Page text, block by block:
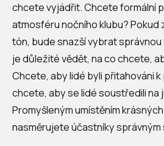
chcete vyjádřit. Chcete formální
atmosféru nočního klubu? Pokud
tón, bude snazší vybrat
je důležité vědět, na co chcete,
Chcete, aby lidé byli přitahováni
chcete, aby se lidé soustředili na
Promyšleným umístěním
nasměrujete účastníky správným